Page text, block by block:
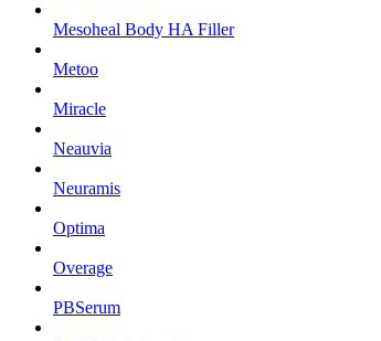
Mesoheal Body HA Filler
Metoo
Miracle
Neauvia
Neuramis
Optima
Overage
PBSerum